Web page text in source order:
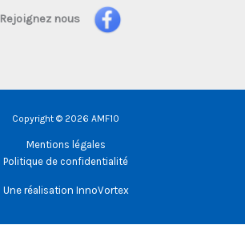
Rejoignez nous
Copyright © 2026 AMF10
Mentions légales
Politique de confidentialité
Une réalisation InnoVortex